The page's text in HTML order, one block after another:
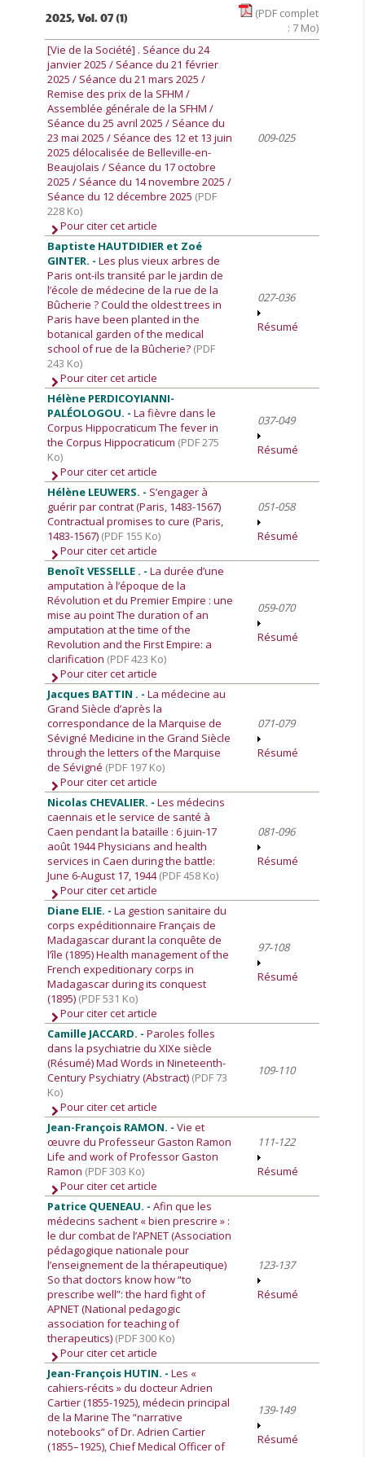
2025, Vol. 07 (1)
(PDF complet
: 7 Mo)
[Vie de la Société] . Séance du 24
janvier 2025 / Séance du 21 février
2025 / Séance du 21 mars 2025 /
Remise des prix de la SFHM /
Assemblée générale de la SFHM /
Séance du 25 avril 2025 / Séance du
23 mai 2025 / Séance des 12 et 13 juin
2025 délocalisée de Belleville-en-
Beaujolais / Séance du 17 octobre
2025 / Séance du 14 novembre 2025 /
Séance du 12 décembre 2025 (PDF
228 Ko)
Pour citer cet article
009-025
Baptiste HAUTDIDIER et Zoé
GINTER. -Les plus vieux arbres de
Paris ont-ils transité par le jardin de
l’école de médecine de la rue de la
Bûcherie ? Could the oldest trees in
Paris have been planted in the
botanical garden of the medical
school of rue de la Bûcherie? (PDF
243 Ko)
Pour citer cet article
027-036
Résumé
Hélène PERDICOYIANNI-
PALÉOLOGOU. -La fièvre dans le
Corpus Hippocraticum The fever in
the Corpus Hippocraticum (PDF 275
Ko)
Pour citer cet article
037-049
Résumé
Hélène LEUWERS. - S’engager à
guérir par contrat (Paris, 1483-1567)
Contractual promises to cure (Paris,
1483-1567) (PDF 155 Ko)
Pour citer cet article
051-058
Résumé
Benoît VESSELLE . -La durée d’une
amputation à l’époque de la
Révolution et du Premier Empire : une
mise au point The duration of an
amputation at the time of the
Revolution and the First Empire: a
clarification (PDF 423 Ko)
Pour citer cet article
059-070
Résumé
Jacques BATTIN . -La médecine au
Grand Siècle d’après la
correspondance de la Marquise de
Sévigné Medicine in the Grand Siècle
through the letters of the Marquise
de Sévigné (PDF 197 Ko)
Pour citer cet article
071-079
Résumé
Nicolas CHEVALIER. -Les médecins
caennais et le service de santé à
Caen pendant la bataille : 6 juin-17
août 1944 Physicians and health
services in Caen during the battle:
June 6-August 17, 1944(PDF 458 Ko)
Pour citer cet article
081-096
Résumé
Diane ELIE. -La gestion sanitaire du
corps expéditionnaire Français de
Madagascar durant la conquête de
l’île (1895) Health management of the
French expeditionary corps in
Madagascar during its conquest
(1895) (PDF 531 Ko)
Pour citer cet article
97-108
Résumé
Camille JACCARD. -Paroles folles
dans la psychiatrie du XIXe siècle
(Résumé) Mad Words in Nineteenth-
Century Psychiatry (Abstract) (PDF 73
Ko)
Pour citer cet article
109-110
Jean-François RAMON. -Vie et
œuvre du Professeur Gaston Ramon
Life and work of Professor Gaston
Ramon (PDF 303 Ko)
Pour citer cet article
111-122
Résumé
Patrice QUENEAU. -Afin que les
médecins sachent « bien prescrire » :
le dur combat de l’APNET (Association
pédagogique nationale pour
l’enseignement de la thérapeutique)
So that doctors know how “to
prescribe well”: the hard fight of
APNET (National pedagogic
association for teaching of
therapeutics) (PDF 300 Ko)
Pour citer cet article
123-137
Résumé
Jean-François HUTIN. -Les «
cahiers-récits » du docteur Adrien
Cartier (1855-1925), médecin principal
de la Marine The “narrative
notebooks” of Dr. Adrien Cartier
(1855–1925), Chief Medical Officer of
139-149
Résumé